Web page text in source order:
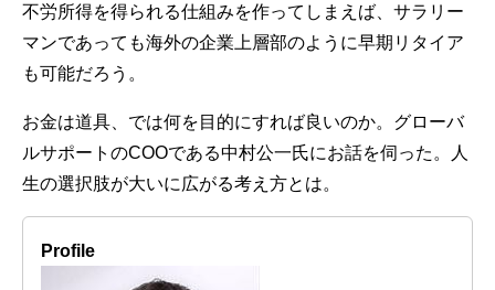
不労所得を得られる仕組みを作ってしまえば、サラリー
マンであっても海外の企業上層部のように早期リタイア
も可能だろう。
お金は道具、では何を目的にすれば良いのか。グローバ
ルサポートのCOOである中村公一氏にお話を伺った。人
生の選択肢が大いに広がる考え方とは。
Profile